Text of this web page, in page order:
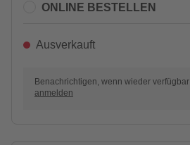
ONLINE BESTELLEN
Ausverkauft
Benachrichtigen, wenn wieder verfügbar
anmelden